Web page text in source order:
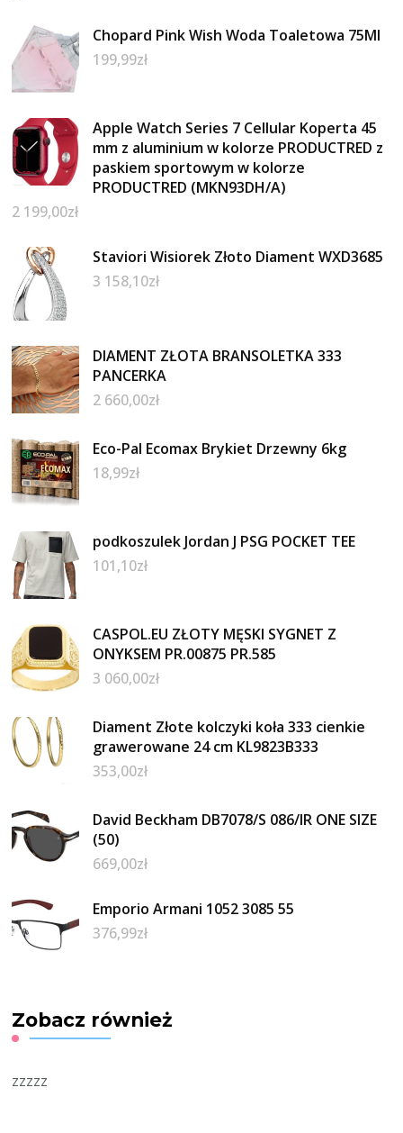
Chopard Pink Wish Woda Toaletowa 75Ml
199,99zł
Apple Watch Series 7 Cellular Koperta 45
mm z aluminium w kolorze PRODUCTRED z
paskiem sportowym w kolorze
PRODUCTRED (MKN93DH/A)
2 199,00zł
Staviori Wisiorek Złoto Diament WXD3685
3 158,10zł
DIAMENT ZŁOTA BRANSOLETKA 333
PANCERKA
2 660,00zł
Eco-Pal Ecomax Brykiet Drzewny 6kg
18,99zł
podkoszulek Jordan J PSG POCKET TEE
101,10zł
CASPOL.EU ZŁOTY MĘSKI SYGNET Z
ONYKSEM PR.00875 PR.585
3 060,00zł
Diament Złote kolczyki koła 333 cienkie
grawerowane 24 cm KL9823B333
353,00zł
David Beckham DB7078/S 086/IR ONE SIZE
(50)
669,00zł
Emporio Armani 1052 3085 55
376,99zł
Zobacz również
zzzzz